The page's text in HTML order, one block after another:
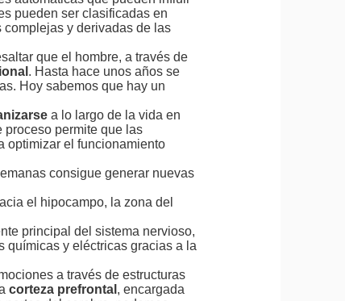
pueden ser clasificadas en
complejas y derivadas de las
que el hombre, a través de
. Hasta hace unos años se
Hoy sabemos que hay un
a lo largo de la vida en
proceso permite que las
optimizar el funcionamiento
consigue generar nuevas
el hipocampo, la zona del
principal del sistema nervioso,
químicas y eléctricas gracias a la
a través de estructuras
corteza prefrontal , encargada